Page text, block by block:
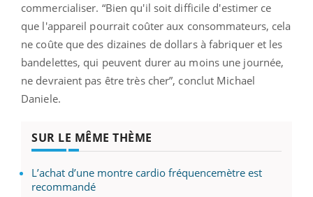
commercialiser. “Bien qu'il soit difficile d'estimer ce
que l'appareil pourrait coûter aux consommateurs, cela
ne coûte que des dizaines de dollars à fabriquer et les
bandelettes, qui peuvent durer au moins une journée,
ne devraient pas être très cher”, conclut Michael
Daniele.
SUR LE MÊME THÈME
L’achat d’une montre cardio fréquencemètre est
recommandé